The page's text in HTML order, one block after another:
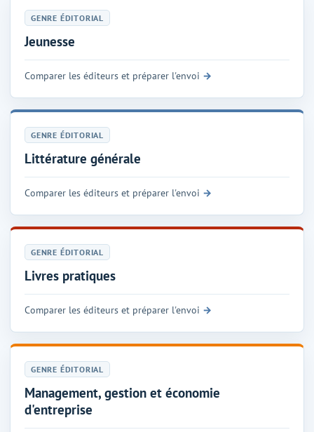
GENRE ÉDITORIAL
Jeunesse
Comparer les éditeurs et préparer l'envoi
GENRE ÉDITORIAL
Littérature générale
Comparer les éditeurs et préparer l'envoi
GENRE ÉDITORIAL
Livres pratiques
Comparer les éditeurs et préparer l'envoi
GENRE ÉDITORIAL
Management, gestion et économie
d'entreprise